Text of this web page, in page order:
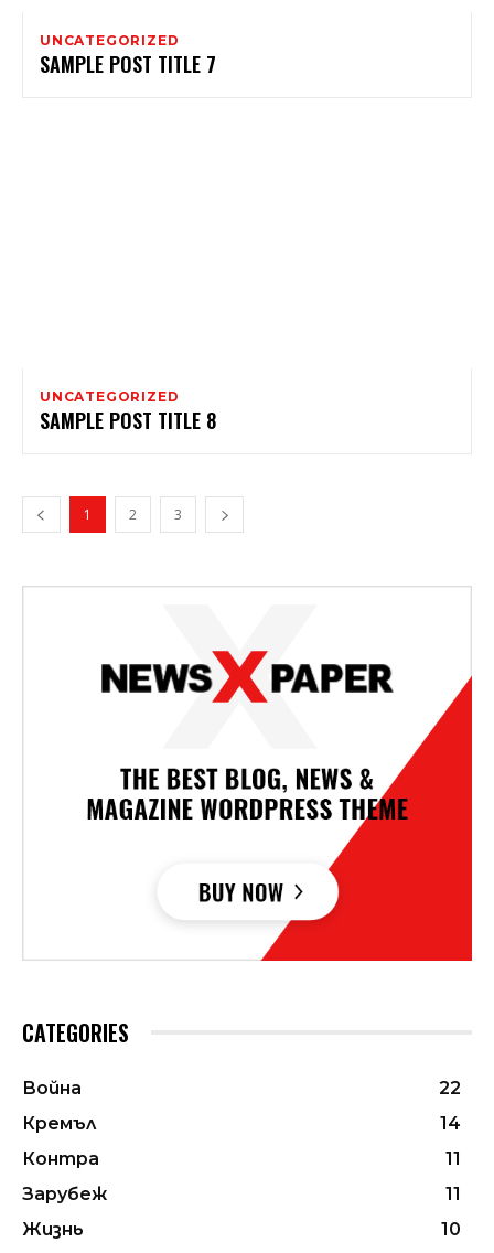
UNCATEGORIZED
SAMPLE POST TITLE 7
UNCATEGORIZED
SAMPLE POST TITLE 8
1 2 3
CATEGORIES
Война
22
Кремъл
14
Контра
11
Зарубеж
11
Жизнь
10